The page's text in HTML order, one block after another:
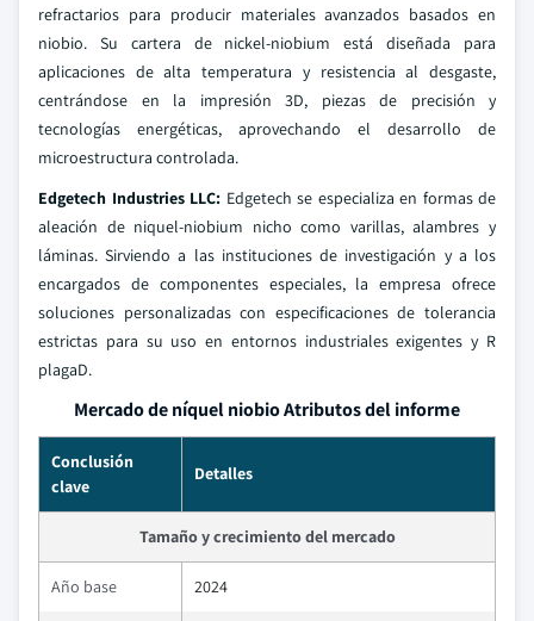
refractarios para producir materiales avanzados basados en
niobio. Su cartera de nickel-niobium está diseñada para
aplicaciones de alta temperatura y resistencia al desgaste,
centrándose en la impresión 3D, piezas de precisión y
tecnologías energéticas, aprovechando el desarrollo de
microestructura controlada.
Edgetech Industries LLC: Edgetech se especializa en formas de
aleación de niquel-niobium nicho como varillas, alambres y
láminas. Sirviendo a las instituciones de investigación y a los
encargados de componentes especiales, la empresa ofrece
soluciones personalizadas con especificaciones de tolerancia
estrictas para su uso en entornos industriales exigentes y R
plagaD.
Mercado de níquel niobio Atributos del informe
Conclusión
clave
Detalles
Tamaño y crecimiento del mercado
Año base 2024